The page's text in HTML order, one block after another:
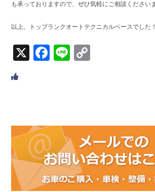
も承っておりますので、ぜひ気軽にご相談ください
以上、トップランクオートテクニカルベースでした
X Facebook
Line